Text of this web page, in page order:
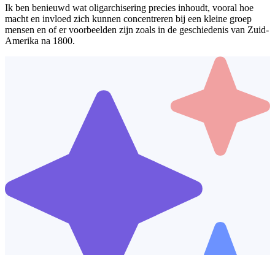
Ik ben benieuwd wat oligarchisering precies inhoudt, vooral hoe
macht en invloed zich kunnen concentreren bij een kleine groep
mensen en of er voorbeelden zijn zoals in de geschiedenis van Zuid-
Amerika na 1800.